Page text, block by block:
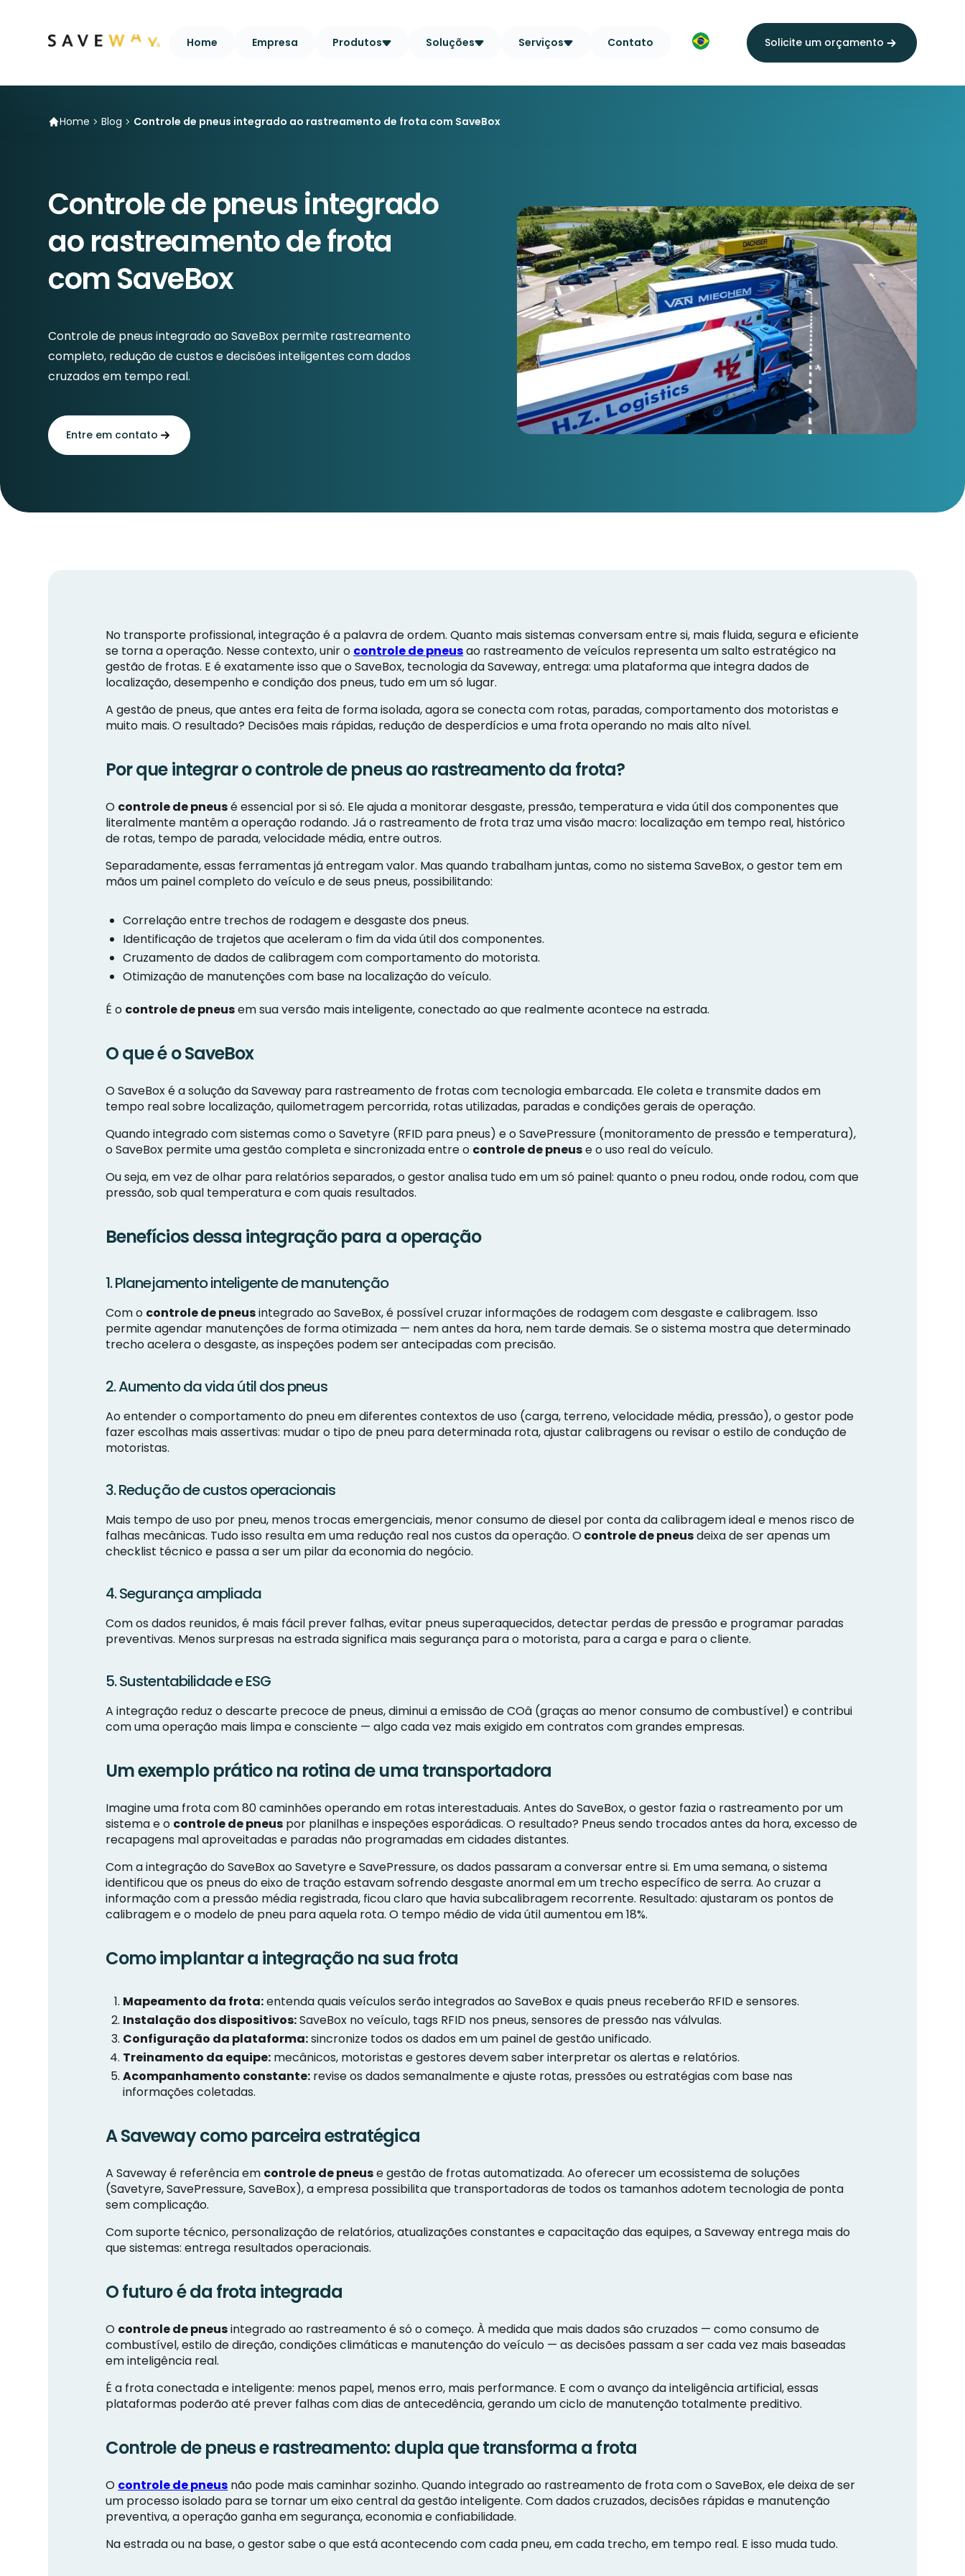
Home Empresa Produtos Soluções Serviços Contato Solicite um orçamento
Home Blog Controle de pneus integrado ao rastreamento de frota com SaveBox
Controle de pneus integrado
ao rastreamento de frota
com SaveBox
Controle de pneus integrado ao SaveBox permite rastreamento
completo, redução de custos e decisões inteligentes com dados
cruzados em tempo real.
Entre em contato
No transporte profissional, integração é a palavra de ordem. Quanto mais sistemas conversam entre si, mais fluida, segura e eficiente
se torna a operação. Nesse contexto, unir o controle de pneusao rastreamento de veículos representa um salto estratégico na
gestão de frotas. E é exatamente isso que o SaveBox, tecnologia da Saveway, entrega: uma plataforma que integra dados de
localização, desempenho e condição dos pneus, tudo em um só lugar.
A gestão de pneus, que antes era feita de forma isolada, agora se conecta com rotas, paradas, comportamento dos motoristas e
muito mais. O resultado? Decisões mais rápidas, redução de desperdícios e uma frota operando no mais alto nível.
Por que integrar o controle de pneus ao rastreamento da frota?
O controle de pneusé essencial por si só. Ele ajuda a monitorar desgaste, pressão, temperatura e vida útil dos componentes que
literalmente mantêm a operação rodando. Já o rastreamento de frota traz uma visão macro: localização em tempo real, histórico
de rotas, tempo de parada, velocidade média, entre outros.
Separadamente, essas ferramentas já entregam valor. Mas quando trabalham juntas, como no sistema SaveBox, o gestor tem em
mãos um painel completo do veículo e de seus pneus, possibilitando:
Correlação entre trechos de rodagem e desgaste dos pneus.
Identificação de trajetos que aceleram o fim da vida útil dos componentes.
Cruzamento de dados de calibragem com comportamento do motorista.
Otimização de manutenções com base na localização do veículo.
É o controle de pneusem sua versão mais inteligente, conectado ao que realmente acontece na estrada.
O que é o SaveBox
O SaveBox é a solução da Saveway para rastreamento de frotas com tecnologia embarcada. Ele coleta e transmite dados em
tempo real sobre localização, quilometragem percorrida, rotas utilizadas, paradas e condições gerais de operação.
Quando integrado com sistemas como o Savetyre (RFID para pneus) e o SavePressure (monitoramento de pressão e temperatura),
o SaveBox permite uma gestão completa e sincronizada entre o controle de pneuse o uso real do veículo.
Ou seja, em vez de olhar para relatórios separados, o gestor analisa tudo em um só painel: quanto o pneu rodou, onde rodou, com que
pressão, sob qual temperatura e com quais resultados.
Benefícios dessa integração para a operação
1. Planejamento inteligente de manutenção
Com o controle de pneusintegrado ao SaveBox, é possível cruzar informações de rodagem com desgaste e calibragem. Isso
permite agendar manutenções de forma otimizada — nem antes da hora, nem tarde demais. Se o sistema mostra que determinado
trecho acelera o desgaste, as inspeções podem ser antecipadas com precisão.
2. Aumento da vida útil dos pneus
Ao entender o comportamento do pneu em diferentes contextos de uso (carga, terreno, velocidade média, pressão), o gestor pode
fazer escolhas mais assertivas: mudar o tipo de pneu para determinada rota, ajustar calibragens ou revisar o estilo de condução de
motoristas.
3. Redução de custos operacionais
Mais tempo de uso por pneu, menos trocas emergenciais, menor consumo de diesel por conta da calibragem ideal e menos risco de
falhas mecânicas. Tudo isso resulta em uma redução real nos custos da operação. Ocontrole de pneusdeixa de ser apenas um
checklist técnico e passa a ser um pilar da economia do negócio.
4. Segurança ampliada
Com os dados reunidos, é mais fácil prever falhas, evitar pneus superaquecidos, detectar perdas de pressão e programar paradas
preventivas. Menos surpresas na estrada significa mais segurança para o motorista, para a carga e para o cliente.
5. Sustentabilidade e ESG
A integração reduz o descarte precoce de pneus, diminui a emissão de COâ (graças ao menor consumo de combustível) e contribui
com uma operação mais limpa e consciente — algo cada vez mais exigido em contratos com grandes empresas.
Um exemplo prático na rotina de uma transportadora
Imagine uma frota com 80 caminhões operando em rotas interestaduais. Antes do SaveBox, o gestor fazia o rastreamento por um
sistema e o controle de pneus por planilhas e inspeções esporádicas. O resultado? Pneus sendo trocados antes da hora, excesso de
recapagens mal aproveitadas e paradas não programadas em cidades distantes.
Com a integração do SaveBox ao Savetyre e SavePressure, os dados passaram a conversar entre si. Em uma semana, o sistema
identificou que os pneus do eixo de tração estavam sofrendo desgaste anormal em um trecho específico de serra. Ao cruzar a
informação com a pressão média registrada, ficou claro que havia subcalibragem recorrente. Resultado: ajustaram os pontos de
calibragem e o modelo de pneu para aquela rota. O tempo médio de vida útil aumentou em 18%.
Como implantar a integração na sua frota
Mapeamento da frota:entenda quais veículos serão integrados ao SaveBox e quais pneus receberão RFID e sensores.
Instalação dos dispositivos:SaveBox no veículo, tags RFID nos pneus, sensores de pressão nas válvulas.
Configuração da plataforma:sincronize todos os dados em um painel de gestão unificado.
Treinamento da equipe: mecânicos, motoristas e gestores devem saber interpretar os alertas e relatórios.
Acompanhamento constante: revise os dados semanalmente e ajuste rotas, pressões ou estratégias com base nas
informações coletadas.
A Saveway como parceira estratégica
A Saveway é referência em controle de pneuse gestão de frotas automatizada. Ao oferecer um ecossistema de soluções
(Savetyre, SavePressure, SaveBox), a empresa possibilita que transportadoras de todos os tamanhos adotem tecnologia de ponta
sem complicação.
Com suporte técnico, personalização de relatórios, atualizações constantes e capacitação das equipes, a Saveway entrega mais do
que sistemas: entrega resultados operacionais.
O futuro é da frota integrada
O controle de pneusintegrado ao rastreamento é só o começo. À medida que mais dados são cruzados — como consumo de
combustível, estilo de direção, condições climáticas e manutenção do veículo — as decisões passam a ser cada vez mais baseadas
em inteligência real.
É a frota conectada e inteligente: menos papel, menos erro, mais performance. E com o avanço da inteligência artificial, essas
plataformas poderão até prever falhas com dias de antecedência, gerando um ciclo de manutenção totalmente preditivo.
Controle de pneus e rastreamento: dupla que transforma a frota
O controle de pneus não pode mais caminhar sozinho. Quando integrado ao rastreamento de frota com o SaveBox, ele deixa de ser
um processo isolado para se tornar um eixo central da gestão inteligente. Com dados cruzados, decisões rápidas e manutenção
preventiva, a operação ganha em segurança, economia e confiabilidade.
Na estrada ou na base, o gestor sabe o que está acontecendo com cada pneu, em cada trecho, em tempo real. E isso muda tudo.